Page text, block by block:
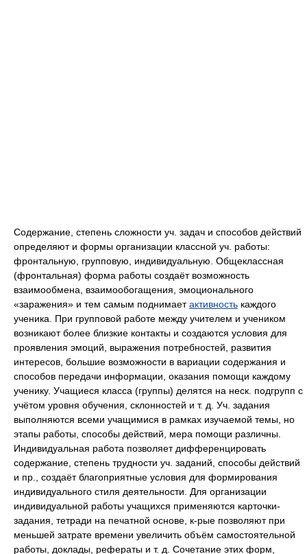
Содержание, степень сложности уч. задач и способов действий
определяют и формы организации классной уч. работы:
фронтальную, групповую, индивидуальную. Общеклассная
(фронтальная) форма работы создаёт возможность
взаимообмена, взаимообогащения, эмоционального
«заражения» и тем самым поднимаетактивность каждого
ученика. При групповой работе между учителем и учеником
возникают более близкие контакты и создаются условия для
проявления эмоций, выражения потребностей, развития
интересов, большие возможности в вариации содержания и
способов передачи информации, оказания помощи каждому
ученику. Учащиеся класса (группы) делятся на неск. подгрупп с
учётом уровня обучения, склонностей и т. д. Уч. задания
выполняются всеми учащимися в рамках изучаемой темы, но
этапы работы, способы действий, мера помощи различны.
Индивидуальная работа позволяет дифференцировать
содержание, степень трудности уч. заданий, способы действий
и пр., создаёт благоприятные условия для формирования
индивидуального стиля деятельности. Для организации
индивидуальной работы учащихся применяются карточки-
задания, тетради на печатной основе, к-рые позволяют при
меньшей затрате времени увеличить объём самостоятельной
работы, доклады, рефераты и т. д. Сочетание этих форм,